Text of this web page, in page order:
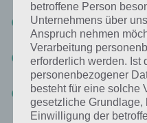
Töte immer zuerst die
nächsten sind
Setze den Rausch
möglich ist
Wenn du nicht weiß, was die
dann klicke auf das Icon
betroffene Person
Unternehmens über
Anspruch nehmen
Verarbeitung
erforderlich werden. Ist
personenbezogener
besteht für eine solche
gesetzliche
Einwilligung der